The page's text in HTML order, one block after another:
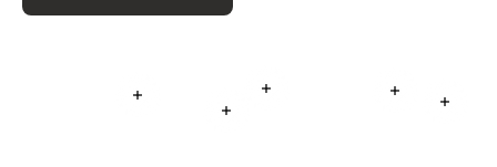
Viac
Viac informácií